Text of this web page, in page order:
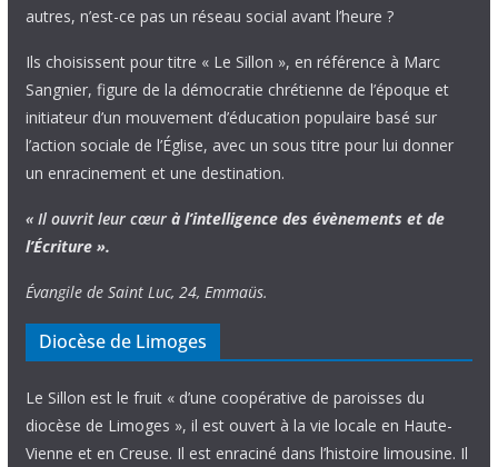
autres, n’est-ce pas un réseau social avant l’heure ?
Ils choisissent pour titre « Le Sillon », en référence à Marc
Sangnier, figure de la démocratie chrétienne de l’époque et
initiateur d’un mouvement d’éducation populaire basé sur
l’action sociale de l’Église, avec un sous titre pour lui donner
un enracinement et une destination.
« Il ouvrit leur cœur à l’intelligence des évènements et de
l’Écriture ».
Évangile de Saint Luc, 24, Emmaüs.
Diocèse de Limoges
Le Sillon est le fruit « d’une coopérative de paroisses du
diocèse de Limoges », il est ouvert à la vie locale en Haute-
Vienne et en Creuse. Il est enraciné dans l’histoire limousine. Il